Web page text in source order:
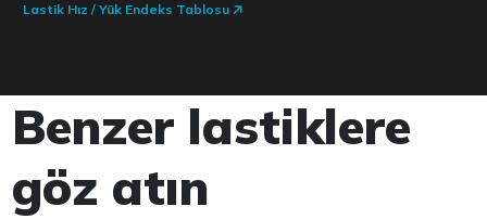
Lastik Hız / Yük Endeks Tablosu
Benzer lastiklere
göz atın